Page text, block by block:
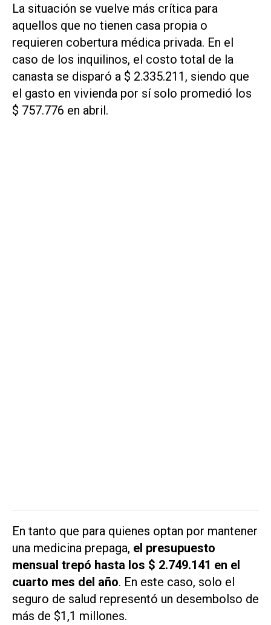
La situación se vuelve más crítica para
aquellos que no tienen casa propia o
requieren cobertura médica privada. En el
caso de los inquilinos, el costo total de la
canasta se disparó a $ 2.335.211, siendo que
el gasto en vivienda por sí solo promedió los
$ 757.776 en abril.
En tanto que para quienes optan por mantener
una medicina prepaga, el presupuesto
mensual trepó hasta los $ 2.749.141 en el
cuarto mes del año. En este caso, solo el
seguro de salud representó un desembolso de
más de $1,1 millones.